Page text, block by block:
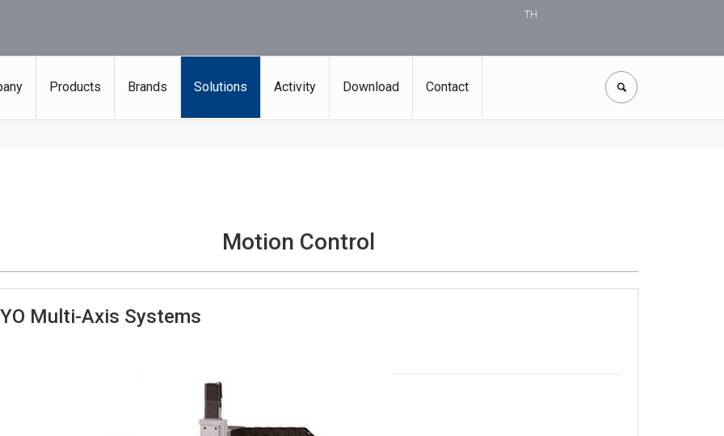
TH
Products Brands Solutions Activity Download Contact
Motion Control
Multi-Axis Systems